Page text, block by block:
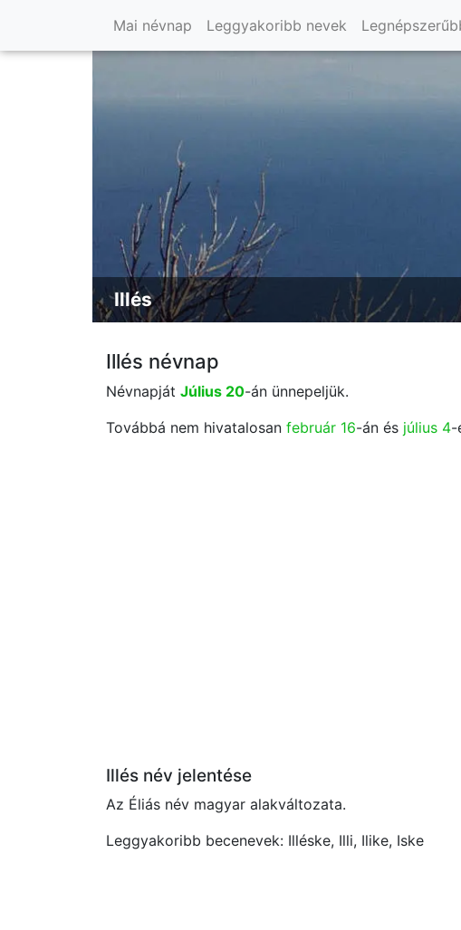
Mai névnap Leggyakoribb nevek
Illés
Illés névnap
Névnapját Július 20-án ünnepeljük.
Továbbá nem hivatalosan február 16-án és július 4-
Illés név jelentése
Az Éliás név magyar alakváltozata.
Leggyakoribb becenevek: Illéske, Illi, Ilike, Iske